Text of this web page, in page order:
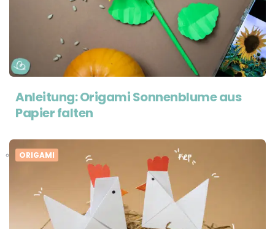
Anleitung: Origami Sonnenblume aus
Papier falten
ORIGAMI